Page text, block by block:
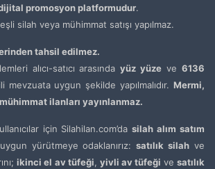
dijital promosyon platformudur.
silah veya mühimmat satışı yapılmaz.
tahsil edilmez.
alıcı-satıcı arasındayüz yüze ve6136
uygun şekilde yapılmalıdır. Mermi,
ilanları yayınlanmaz.
için Silahilan.com’dasilah alım satım
yürütmeye odaklanırız:satılık silah ve
ikinci el av tüfeği, yivli av tüfeği vesatılık